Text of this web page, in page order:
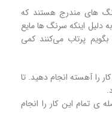
های مندرج هستند که
دلیل اینکه سرنگ ها مایع
بگویم پرتاب می‌کنند کمی
را آهسته انجام دهید. تا
تمام این کار را انجام